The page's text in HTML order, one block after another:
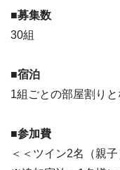
■募集数
30組
■宿泊
1組ごとの部屋割りと
■参加費
＜＜ツイン2名（親